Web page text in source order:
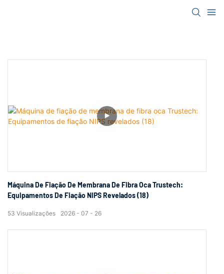
Máquina De Fiação De Membrana De Fibra Oca Trustech:
Equipamentos De Fiação NIPS Revelados (18)
2026 07 26
53 Visualizações